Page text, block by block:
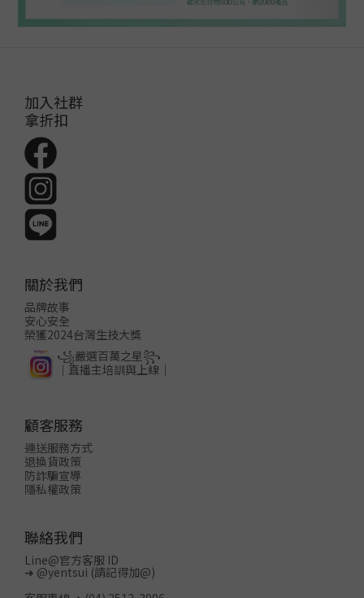
加入社群
拿折扣
關於我們
品牌故事
安心安全
榮獲2024台灣生技大獎
꧁嚴選百萬之星꧂
│直播主培訓與上線│
顧客服務
運送服務方式
退換貨政策
防詐騙宣導
隱私權政策
聯絡我們
Line@官方客服 ID
➜ @yentsui (請記得加@)